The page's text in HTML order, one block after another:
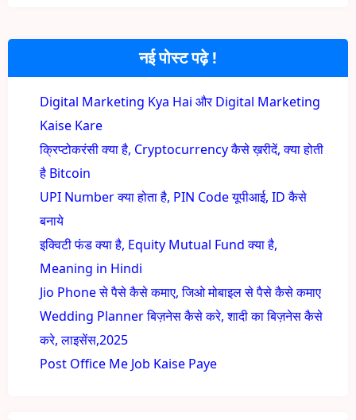
नई पोस्ट पढ़े !
Digital Marketing Kya Hai और Digital Marketing
Kaise Kare
क्रिप्टोकरंसी क्या है, Cryptocurrency कैसे ख़रीदें, क्या होती
है Bitcoin
UPI Number क्या होता है, PIN Code यूपीआई, ID कैसे
बनाये
इक्विटी फंड क्या है, Equity Mutual Fund क्या है,
Meaning in Hindi
Jio Phone से पैसे कैसे कमाए, जिओ मोबाइल से पैसे कैसे कमाए
Wedding Planner बिज़नेस कैसे करे, शादी का बिज़नेस कैसे
करे, लाइसेंस,2025
Post Office Me Job Kaise Paye